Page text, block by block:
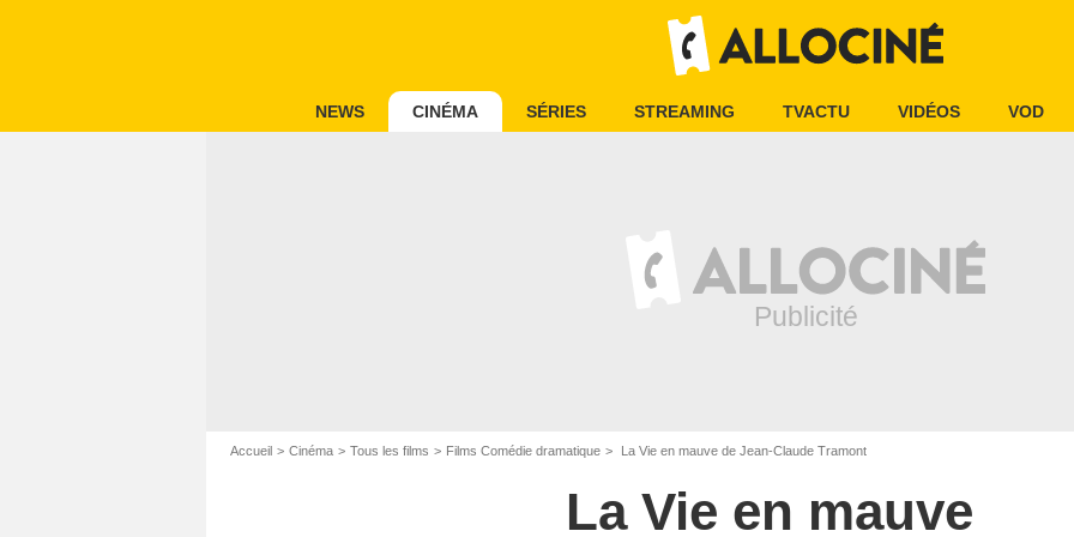
NEWS CINÉMA SÉRIES STREAMING TVACTU VIDÉOS VOD
Accueil Cinéma Tous les films Films Comédie dramatique La Vie en mauve de Jean-Claude Tramont
La Vie en mauve